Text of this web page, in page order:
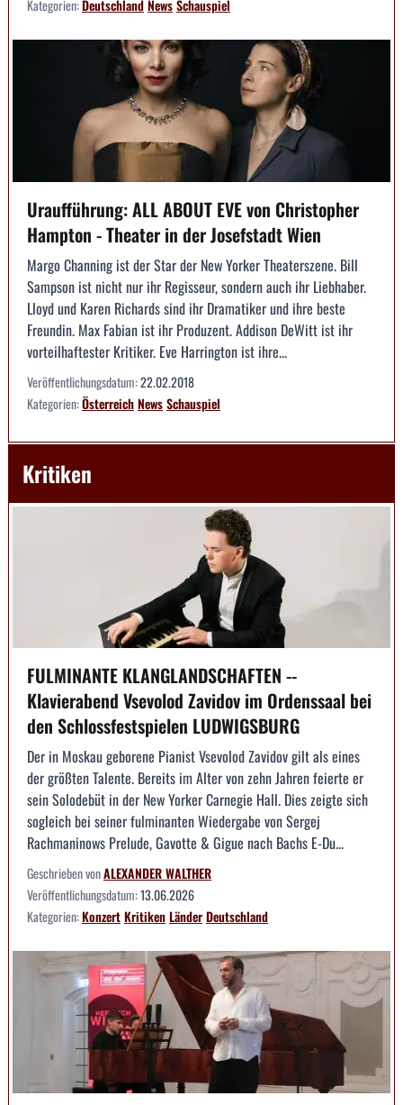
Kategorien:DeutschlandNewsSchauspiel
Uraufführung: ALL ABOUT EVE von Christopher
Hampton - Theater in der Josefstadt Wien
Margo Channing ist der Star der New Yorker Theaterszene. Bill
Sampson ist nicht nur ihr Regisseur, sondern auch ihr Liebhaber.
Lloyd und Karen Richards sind ihr Dramatiker und ihre beste
Freundin. Max Fabian ist ihr Produzent. Addison DeWitt ist ihr
vorteilhaftester Kritiker. Eve Harrington ist ihre...
Veröffentlichungsdatum:22.02.2018
Kategorien:ÖsterreichNewsSchauspiel
Kritiken
FULMINANTE KLANGLANDSCHAFTEN --
Klavierabend Vsevolod Zavidov im Ordenssaal bei
den Schlossfestspielen LUDWIGSBURG
Der in Moskau geborene Pianist Vsevolod Zavidov gilt als eines
der größten Talente. Bereits im Alter von zehn Jahren feierte er
sein Solodebüt in der New Yorker Carnegie Hall. Dies zeigte sich
sogleich bei seiner fulminanten Wiedergabe von Sergej
Rachmaninows Prelude, Gavotte & Gigue nach Bachs E-Du...
Geschrieben vonALEXANDER WALTHER
Veröffentlichungsdatum:13.06.2026
Kategorien:KonzertKritikenLänderDeutschland